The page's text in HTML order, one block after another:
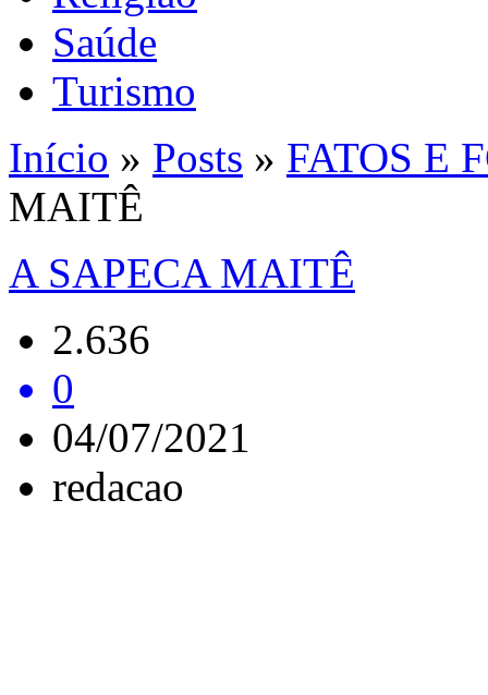
Saúde
Turismo
Início » Posts » FATOS E
MAITÊ
A SAPECA MAITÊ
2.636
0
04/07/2021
redacao